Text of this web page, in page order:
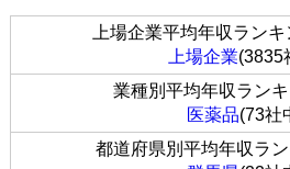
上場企業平均年収ランキ
上場企業(3835
業種別平均年収ランキ
医薬品(73社
都道府県別平均年収ラン